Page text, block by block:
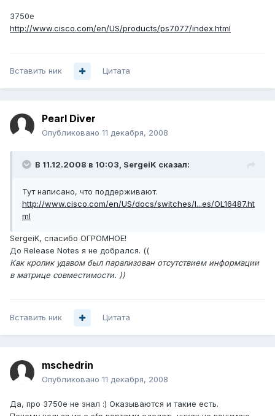
3750e
http://www.cisco.com/en/US/products/ps7077/index.html
Вставить ник Цитата
Pearl Diver
Опубликовано 11 декабря, 2008
В 11.12.2008 в 10:03, SergeiK сказал:
Тут написано, что поддерживают.
http://www.cisco.com/en/US/docs/switches/l...es/OL16487.ht
ml
SergeiK, спасибо ОГРОМНОЕ!
До Release Notes я не добрался. ((
Как кролик удавом был парализован отсутствием информации
в матрице совместимости. ))
Вставить ник Цитата
mschedrin
Опубликовано 11 декабря, 2008
Да, про 3750е не знал :) Оказываются и такие есть.